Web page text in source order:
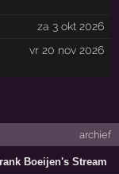
za 3 okt 2026
vr 20 nov 2026
archief
Boeijen's Stream